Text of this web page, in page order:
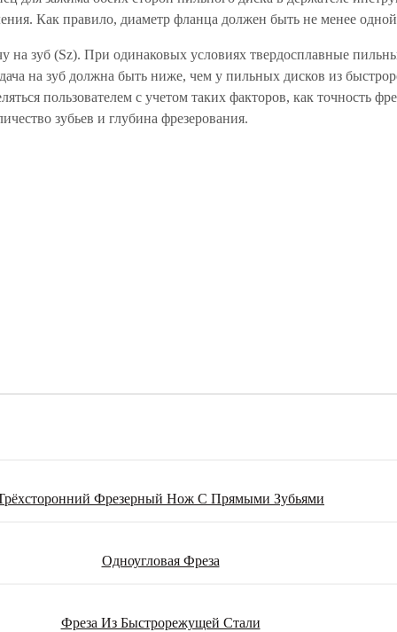
Как правило, диаметр фланца должен быть не менее
на зуб (Sz). При одинаковых условиях твердосплавные
на зуб должна быть ниже, чем у пильных дисков из
пользователем с учетом таких факторов, как точность
зубьев и глубина фрезерования.
Фрезерный Нож С Прямыми Зубьями
Одноугловая Фреза
Фреза Из Быстрорежущей Стали